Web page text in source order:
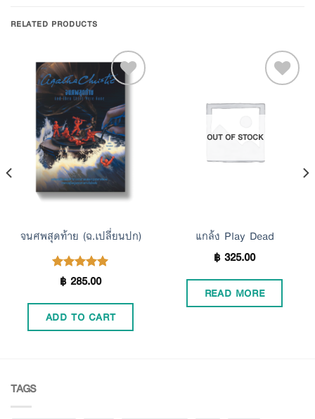
RELATED PRODUCTS
Add to
Wishlist
จนศพสุดท้าย (ฉ.เปลี่ยนปก)
Rated5.00
฿285.00
ADD TO CART
OUT OF STOCK
แกล้ง Play Dead
฿325.00
READ MORE
TAGS